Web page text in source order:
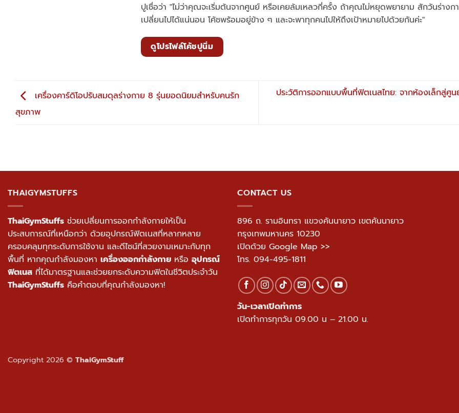
ปูเชื่อว่า "ไม่ว่าคุณจะเริ่มต้นจากศูนย์ หรือเคยล้มเหลวกี่ครั้ง ถ้าคุณไม่หยุดพยายาม สักวันร่าง
เปลี่ยนไปได้แน่นอน โค้ชพร้อมอยู่ข้าง ๆ และจะพาทุกคนไปให้ถึงเป้าหมายไปด้วยกันค่ะ"
ดูโปรไฟล์โค้ชปูนิ่ม
เครื่องคาร์ดิโอปรับสมดุลร่างกาย 8 รุ่นยอดนิยมสำหรับคนรัก
สุขภาพ
ประวัติการออกแบบพื้นที่ฟิตเนสไทย: จากห้องเล็กสู่ศู
THAIGYMSTUFFS
ThaiGymStuffs ช่วยเปลี่ยนการออกกำลังกายให้เป็น
ประสบการณ์ที่เหนือกว่า ด้วยอุปกรณ์ฟิตเนสที่หลากหลาย
ครอบคลุมทุกระดับการใช้งาน และดีไซน์ที่สวยงามเหมาะกับทุก
พื้นที่ หากคุณกำลังมองหา เครื่องออกกำลังกาย หรือ อุปกรณ์
ฟิตเนส ที่ได้มาตรฐานและช่วยยกระดับความฟิตในชีวิตประจำวัน
ThaiGymStuffs คือคำตอบที่คุณกำลังมองหา!
CONTACT US
896 ถ. รามอินทรา แขวงคันนายาว เขตคันนายาว
กรุงเทพมหานคร 10230
เปิดด้วย Google Map >>
โทร. 094-495-1811
วัน-เวลาเปิดทำการ
เปิดทำการทุกวัน 09.00 น – 21.00 น.
Copyright 2026 © ThaiGymStuff